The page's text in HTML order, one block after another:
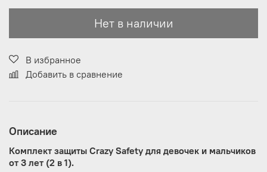
Нет в наличии
В избранное
Добавить в сравнение
Описание
Комплект защиты Crazy Safety для девочек и мальчиков
от 3 лет (2 в 1).